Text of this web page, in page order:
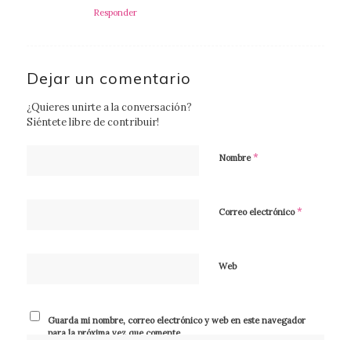
Responder
Dejar un comentario
¿Quieres unirte a la conversación?
Siéntete libre de contribuir!
Nombre*
Correo electrónico*
Web
Guarda mi nombre, correo electrónico y web en este navegador
para la próxima vez que comente.